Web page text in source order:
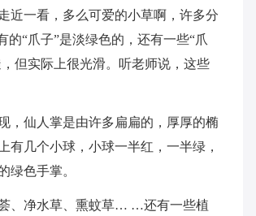
近一看，多么可爱的小草啊，许多分
“爪子”是淡绿色的，还有一些“爪
但实际上很光滑。听老师说，这些
，仙人掌是由许多扁扁的，厚厚的椭
有几个小球，小球一半红，一半绿，
绿色手掌。
、净水草、熏蚊草… …还有一些植